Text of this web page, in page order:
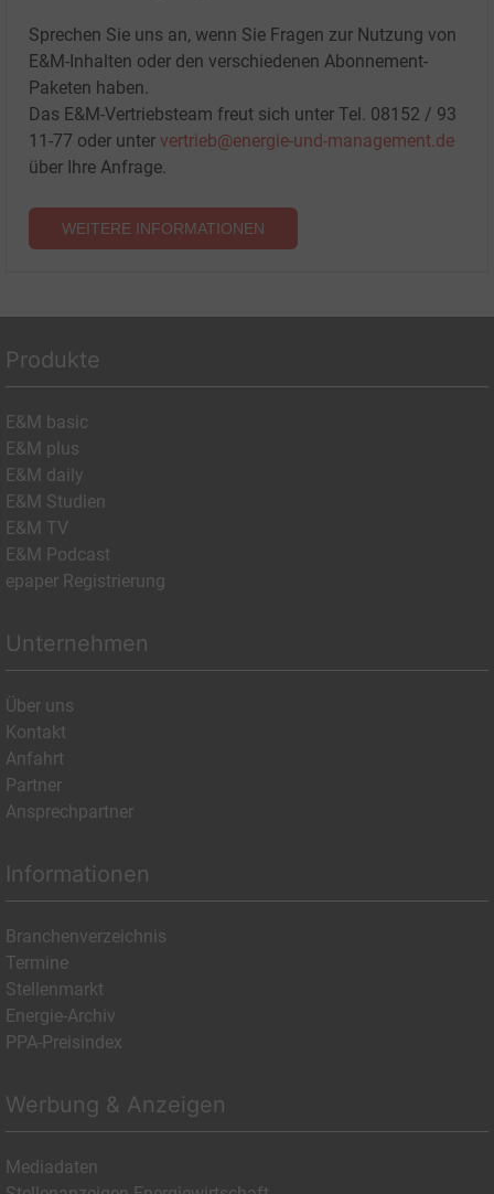
Sprechen Sie uns an, wenn Sie Fragen zur Nutzung von
E&M-Inhalten oder den verschiedenen Abonnement-
Paketen haben.
Das E&M-Vertriebsteam freut sich unter Tel. 08152 / 93
11-77 oder unter vertrieb@energie-und-management.de
über Ihre Anfrage.
WEITERE INFORMATIONEN
Produkte
E&M basic
E&M plus
E&M daily
E&M Studien
E&M TV
E&M Podcast
epaper Registrierung
Unternehmen
Über uns
Kontakt
Anfahrt
Partner
Ansprechpartner
Informationen
Branchenverzeichnis
Termine
Stellenmarkt
Energie-Archiv
PPA-Preisindex
Werbung & Anzeigen
Mediadaten